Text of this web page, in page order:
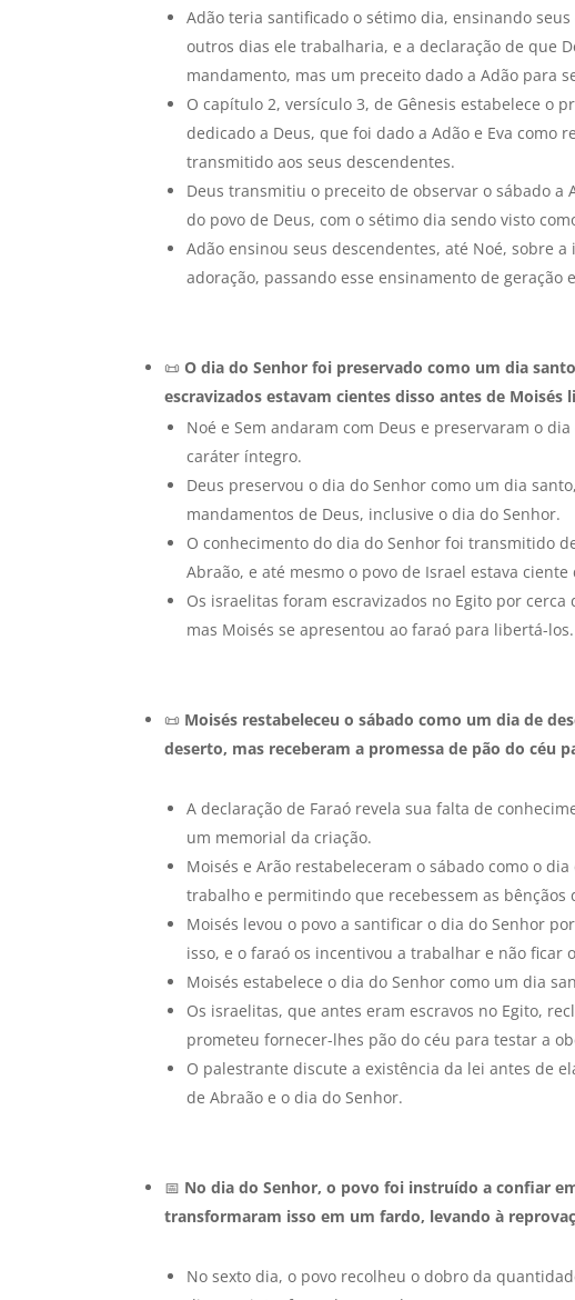
Adão teria santificado o sétimo dia, ensinando
outros dias ele trabalharia, e a declaração de que
mandamento, mas um preceito dado a Adão para
O capítulo 2, versículo 3, de Gênesis estabelece o
dedicado a Deus, que foi dado a Adão e Eva
transmitido aos seus descendentes.
Deus transmitiu o preceito de observar o sábado a
do povo de Deus, com o sétimo dia sendo visto
Adão ensinou seus descendentes, até Noé, sobre
adoração, passando esse ensinamento de geração
📜O dia do Senhor foi preservado como um dia
escravizados estavam cientes disso antes de Moisés
Noé e Sem andaram com Deus e preservaram o
caráter íntegro.
Deus preservou o dia do Senhor como um dia
mandamentos de Deus, inclusive o dia do Senhor.
O conhecimento do dia do Senhor foi transmitido
Abraão, e até mesmo o povo de Israel estava
Os israelitas foram escravizados no Egito por
mas Moisés se apresentou ao faraó para libertá-los.
📜 Moisés restabeleceu o sábado como um dia de
deserto, mas receberam a promessa de pão do céu
A declaração de Faraó revela sua falta de
um memorial da criação.
Moisés e Arão restabeleceram o sábado como o
trabalho e permitindo que recebessem as bênçãos
Moisés levou o povo a santificar o dia do Senhor
isso, e o faraó os incentivou a trabalhar e não ficar
Moisés estabelece o dia do Senhor como um dia
Os israelitas, que antes eram escravos no Egito,
prometeu fornecer-lhes pão do céu para testar a
O palestrante discute a existência da lei antes de
de Abraão e o dia do Senhor.
📅 No dia do Senhor, o povo foi instruído a confiar
transformaram isso em um fardo, levando à
No sexto dia, o povo recolheu o dobro da